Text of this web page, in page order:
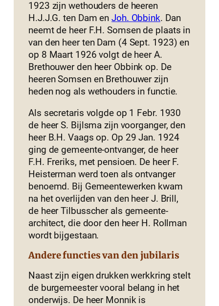
1923 zijn wethouders de heeren
H.J.J.G. ten Dam en Joh. Obbink. Dan
neemt de heer F.H. Somsen de plaats in
van den heer ten Dam (4 Sept. 1923) en
op 8 Maart 1926 volgt de heer A.
Brethouwer den heer Obbink op. De
heeren Somsen en Brethouwer zijn
heden nog als wethouders in functie.
Als secretaris volgde op 1 Febr. 1930
de heer S. Bijlsma zijn voorganger, den
heer B.H. Vaags op. Op 29 Jan. 1924
ging de gemeente-ontvanger, de heer
F.H. Freriks, met pensioen. De heer F.
Heisterman werd toen als ontvanger
benoemd. Bij Gemeentewerken kwam
na het overlijden van den heer J. Brill,
de heer Tilbusscher als gemeente-
architect, die door den heer H. Rollman
wordt bijgestaan.
Andere functies van den jubilaris
Naast zijn eigen drukken werkkring stelt
de burgemeester vooral belang in het
onderwijs. De heer Monnik is